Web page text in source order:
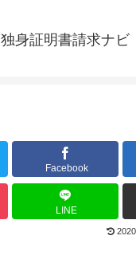
独身証明書請求ナビ
Facebook
LINE